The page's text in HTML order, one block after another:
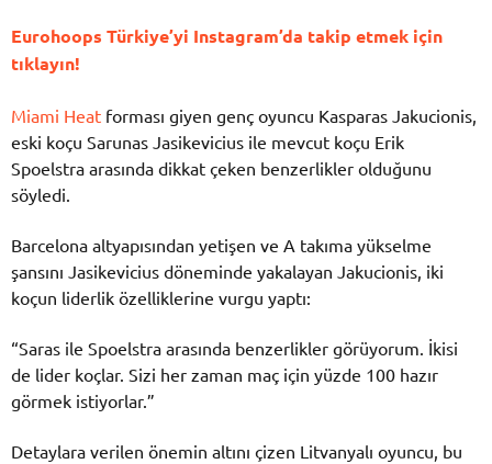
Eurohoops Türkiye’yi Instagram’da takip etmek için
tıklayın!
Miami Heat forması giyen genç oyuncu Kasparas Jakucionis
eski koçu Sarunas Jasikevicius ile mevcut koçu Erik
Spoelstra arasında dikkat çeken benzerlikler olduğunu
söyledi.
Barcelona altyapısından yetişen ve A takıma yükselme
şansını Jasikevicius döneminde yakalayan Jakucionis, iki
koçun liderlik özelliklerine vurgu yaptı:
“Saras ile Spoelstra arasında benzerlikler görüyorum. İkisi
de lider koçlar. Sizi her zaman maç için yüzde 100 hazır
görmek istiyorlar.”
Detaylara verilen önemin altını çizen Litvanyalı oyuncu, bu